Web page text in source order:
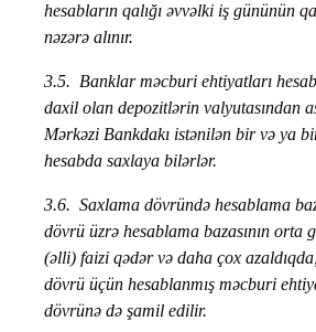
hesabların qalığı əvvəlki iş gününün
nəzərə alınır.
3.5. Banklar məcburi ehtiyatları
daxil olan depozitlərin valyutasından
Mərkəzi Bankdakı istənilən bir və ya
hesabda saxlaya bilərlər.
3.6. Saxlama dövründə hesablama
dövrü üzrə hesablama bazasının orta
(əlli) faizi qədər və daha çox
dövrü üçün hesablanmış məcburi
dövrünə də şamil edilir.